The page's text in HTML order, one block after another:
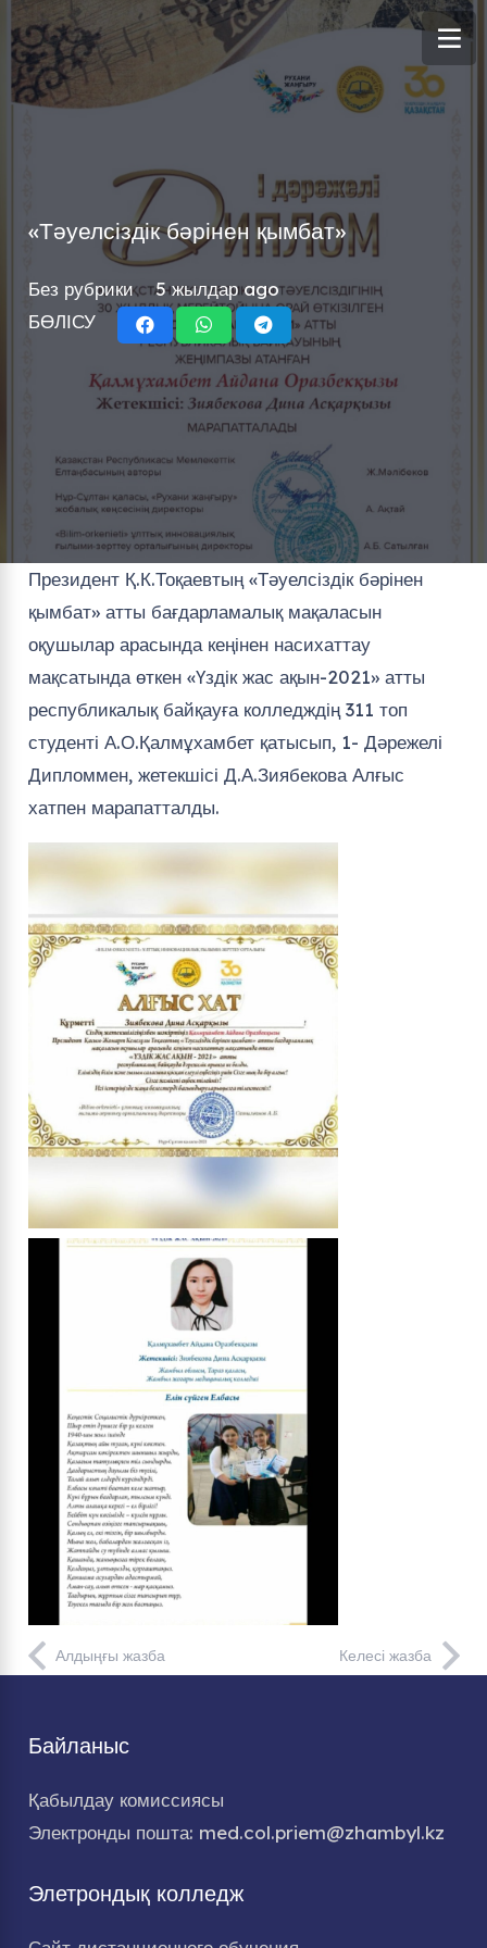
«Тәуелсіздік бәрінен қымбат»
Без рубрики
5 жылдар ago
БӨЛІСУ
Президент Қ.К.Тоқаевтың «Тәуелсіздік бәрінен
қымбат» атты бағдарламалық мақаласын
оқушылар арасында кеңінен насихаттау
мақсатында өткен «Үздік жас ақын-2021» атты
республикалық байқауға колледждің 311 топ
студенті А.О.Қалмұхамбет қатысып, 1- Дәрежелі
Дипломмен, жетекшісі Д.А.Зиябекова Алғыс
хатпен марапатталды.
Алдыңғы жазба Келесі жазба
Байланыс
Қабылдау комиссиясы
Электронды пошта: med.col.priem@zhambyl.kz
Элетрондық колледж